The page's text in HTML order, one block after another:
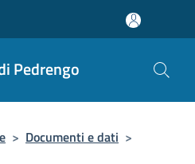
Pedrengo
> Documenti e dati >